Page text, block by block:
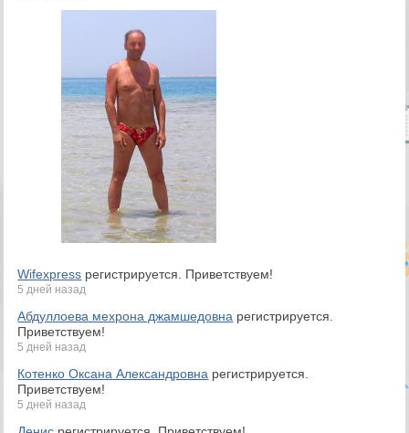
Wifexpress регистрируется. Приветствуем!
5 дней назад
Абдуллоева мехрона джамшедовна регистрируется.
Приветствуем!
5 дней назад
Котенко Оксана Александровна регистрируется.
Приветствуем!
5 дней назад